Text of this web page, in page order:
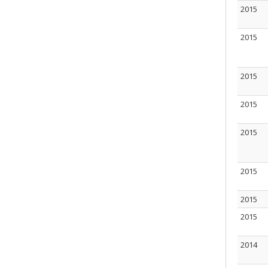
2015
2015
2015
2015
2015
2015
2015
2015
2014